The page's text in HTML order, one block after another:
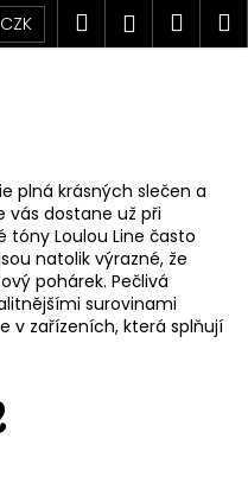
CZK Hledat
plná krásných slečen a
vás dostane už při
Loulou Line často
natolik výrazné, že
pohárek. Pečlivá
surovinami
v zařízeních, která splňují